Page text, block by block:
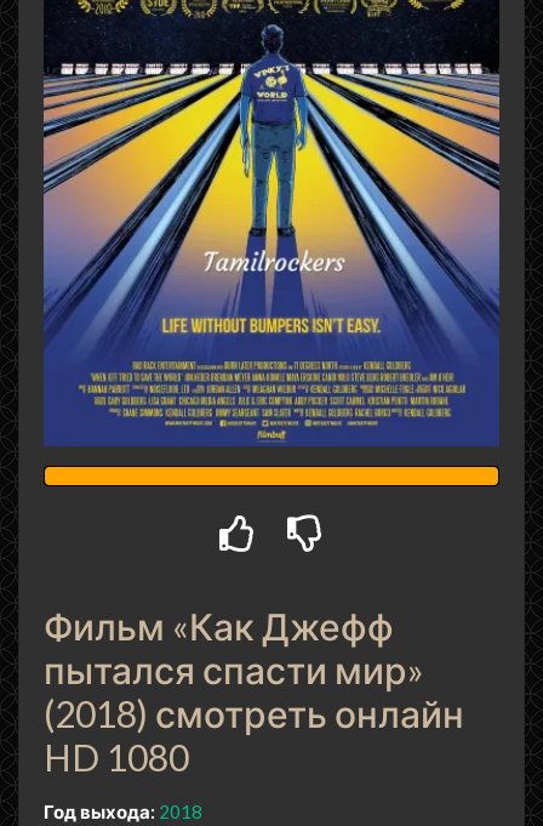
Фильм «Как Джефф
пытался спасти мир»
(2018) смотреть онлайн
HD 1080
Год выхода: 2018